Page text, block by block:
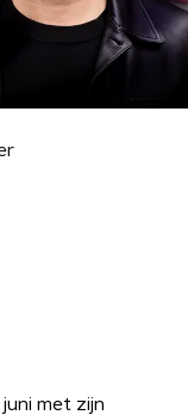
met zijn